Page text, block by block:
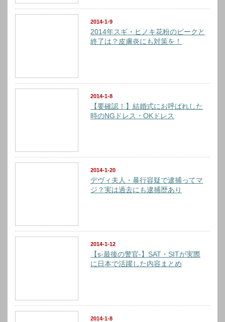
2014-1-9
2014年スギ・ヒノキ花粉のピークと
終了は？皮膚炎にも対策を！
2014-1-8
【要確認！】結婚式にお呼ばれした
時のNGドレス・OKドレス
2014-1-20
デヴィ夫人・暴行容疑で逮捕ってマ
ジ？実は過去にも逮捕歴あり
2014-1-12
【s-最後の警官-】SAT・SITが実際
に日本で活躍した内容まとめ
2014-1-8